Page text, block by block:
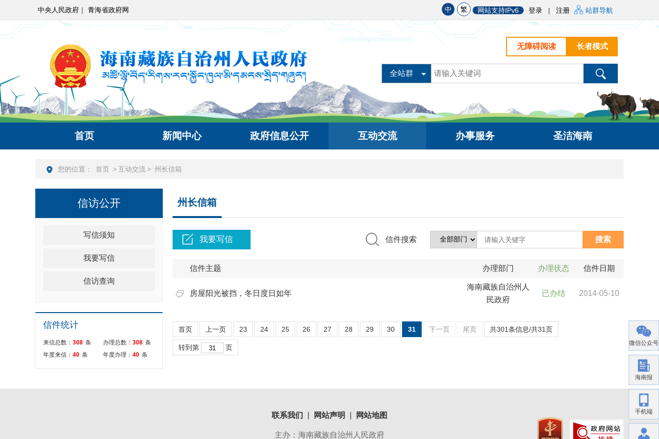
中 繁 网站支持IPv6 登录 | 注册 站群导航
中央人民政府 | 青海省政府网
长者模式
无障碍阅读
全站群
首页 新闻中心 政府信息公开 互动交流 办事服务 圣洁海南
您的位置： 首页 >互动交流> 州长信箱
信访公开
写信须知
我要写信
信访查询
信件统计
来信总数： 308 条 办理总数： 308 条
年度来信： 40 条 年度办理： 40 条
州长信箱
我要写信 信件搜索
信件主题 办理部门 办理状态 信件日期
房屋阳光被挡，冬日度日如年
海南藏族自治州人
民政府
已办结 2014-05-10
首页 上一页 23 24 25 26 27 28 29 30 31 下一页 尾页 共301条信息/共31页
转到第 页
联系我们 网站声明 网站地图
主办：海南藏族自治州人民政府
微信公众号
海南报
手机端